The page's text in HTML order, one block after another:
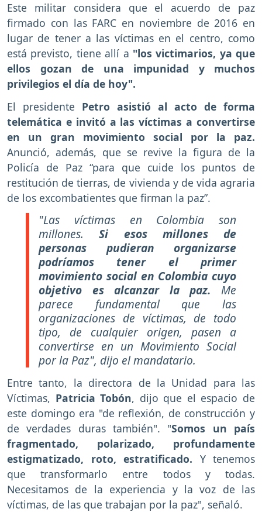
Este militar considera que el acuerdo de paz
firmado con las FARC en noviembre de 2016 en
lugar de tener a las víctimas en el centro, como
está previsto, tiene allí a "los victimarios, ya que
ellos gozan de una impunidad y muchos
privilegios el día de hoy".
El presidente Petro asistió al acto de forma
telemática e invitó a las víctimas a convertirse
en un gran movimiento social por la paz.
Anunció, además, que se revive la figura de la
Policía de Paz “para que cuide los puntos de
restitución de tierras, de vivienda y de vida agraria
de los excombatientes que firman la paz”.
"Las víctimas en Colombia son
millones.Si esos millones de
personas pudieran organizarse
podríamos tener el primer
movimiento social en Colombia cuyo
objetivo es alcanzar la paz. Me
parece fundamental que las
organizaciones de víctimas, de todo
tipo, de cualquier origen, pasen a
convertirse en un Movimiento Social
por la Paz", dijo el mandatario.
Entre tanto, la directora de la Unidad para las
Víctimas, Patricia Tobón, dijo que el espacio de
este domingo era "de reflexión, de construcción y
de verdades duras también". "Somos un país
fragmentado, polarizado, profundamente
estigmatizado, roto, estratificado. Y tenemos
que transformarlo entre todos y todas.
Necesitamos de la experiencia y la voz de las
víctimas, de las que trabajan por la paz", señaló.